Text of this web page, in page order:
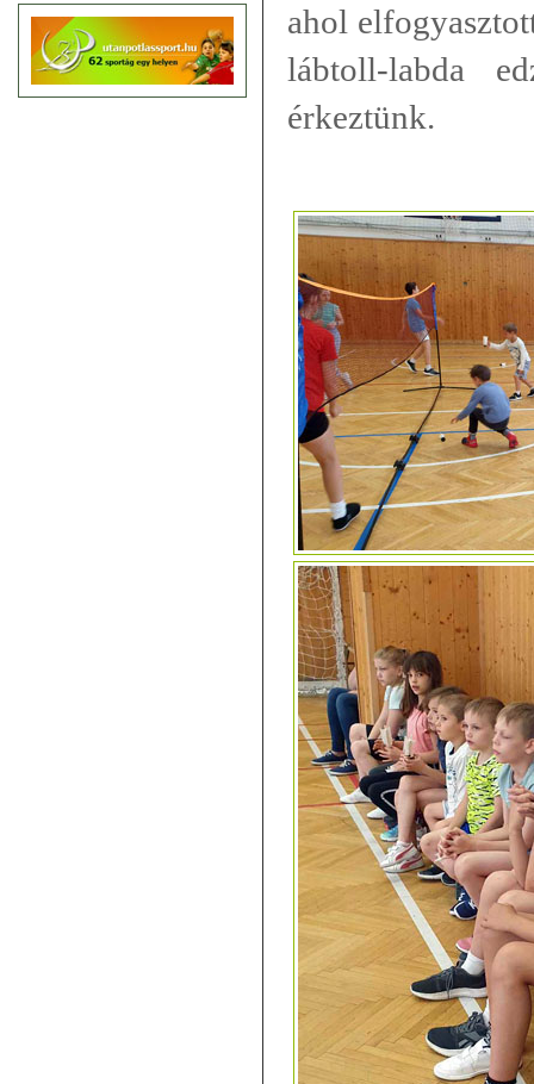
ahol
lábtoll-labda
érkeztünk.